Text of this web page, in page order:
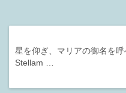
星を仰ぎ、マリアの御名を
Stellam …